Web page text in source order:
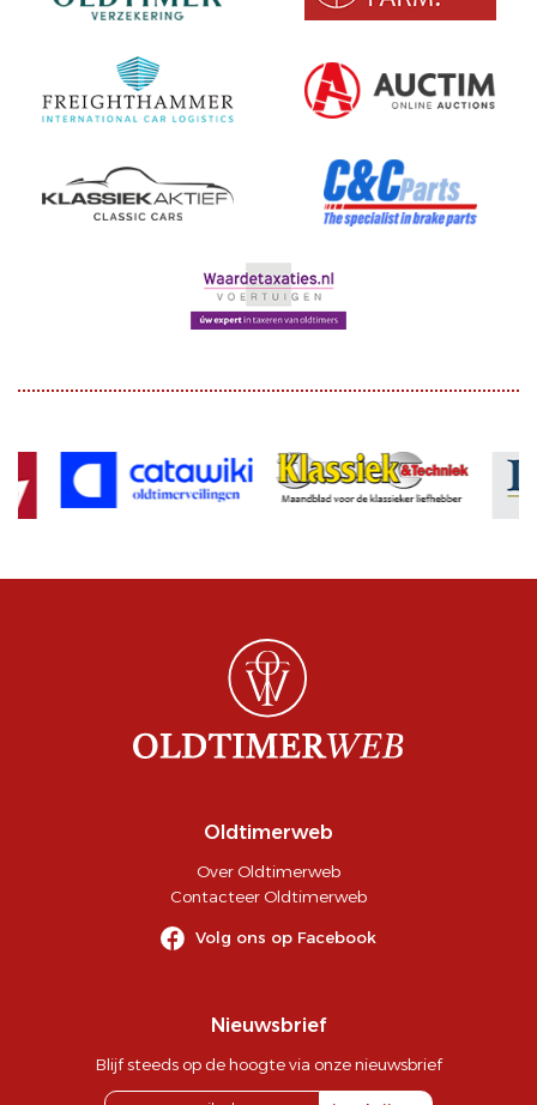
Oldtimerweb
Over Oldtimerweb
Contacteer Oldtimerweb
Volg ons op Facebook
Nieuwsbrief
Blijf steeds op de hoogte via onze nieuwsbrief